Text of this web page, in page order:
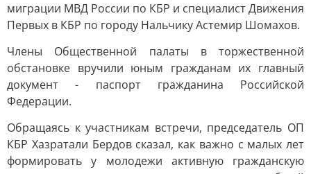
миграции МВД России по КБР и специалист Движения
Первых в КБР по городу Нальчику Астемир Шомахов.
Члены Общественной палаты в торжественной
обстановке вручили юным гражданам их главный
документ - паспорт гражданина Российской
Федерации.
Обращаясь к участникам встречи, председатель ОП
КБР Хазратали Бердов сказал, как важно с малых лет
формировать у молодежи активную гражданскую